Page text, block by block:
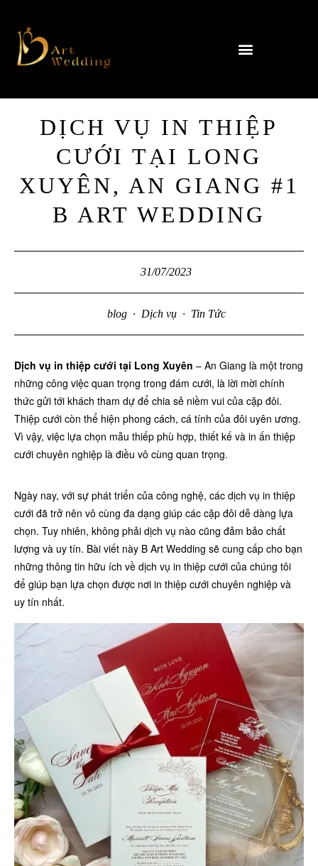
DỊCH VỤ IN THIỆP
CƯỚI TẠI LONG
XUYÊN, AN GIANG #1
B ART WEDDING
31/07/2023
blog· Dịch vụ· Tin Tức
Dịch vụ in thiệp cưới tại Long Xuyên – An Giang là một trong
những công việc quan trọng trong đám cưới, là lời mời chính
thức gửi tới khách tham dự để chia sẻ niềm vui của cặp đôi.
Thiệp cưới còn thể hiện phong cách, cá tính của đôi uyên ương.
Vì vậy, việc lựa chọn mẫu thiếp phù hợp, thiết kế và in ấn thiệp
cưới chuyên nghiệp là điều vô cùng quan trọng.
Ngày nay, với sự phát triển của công nghệ, các dịch vụ in thiệp
cưới đã trở nên vô cùng đa dạng giúp các cặp đôi dễ dàng lựa
chọn. Tuy nhiên, không phải dịch vụ nào cũng đảm bảo chất
lượng và uy tín. Bài viết này B Art Wedding sẽ cung cấp cho bạn
những thông tin hữu ích về dịch vụ in thiệp cưới của chúng tôi
để giúp bạn lựa chọn được nơi in thiệp cưới chuyên nghiệp và
uy tín nhất.